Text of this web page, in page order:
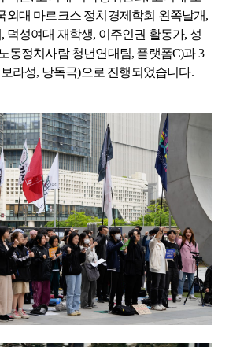
외대 마르크스 정치경제학회 왼쪽날개,
, 덕성여대 재학생, 이주인권 활동가, 성
노동정치사람 청년연대팀, 플랫폼C)과 3
라성, 낭독극)으로 진행되었습니다.